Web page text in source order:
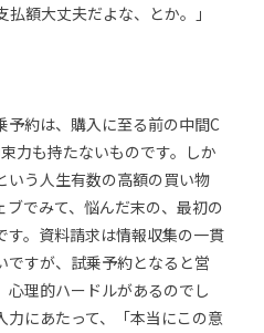
額大丈夫だよな、とか。」
予約は、購入に至る前の中間C
力も持たないものです。しか
いう人生有数の高額の買い物
ブでみて、悩んだ末の、最初の
す。資料請求は情報収集の一貫
ですが、試乗予約となると営
理的ハードルがあるのでし
力にあたって、「本当にこの意